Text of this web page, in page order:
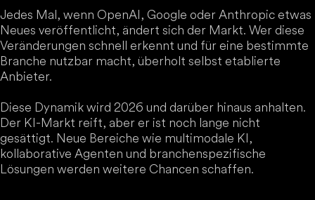
Jedes Mal, wenn OpenAI, Google oder Anthropic etwas
Neues veröffentlicht, ändert sich der Markt. Wer diese
Veränderungen schnell erkennt und für eine bestimmte
Branche nutzbar macht, überholt selbst etablierte
Anbieter.
Diese Dynamik wird 2026 und darüber hinaus anhalten.
Der KI-Markt reift, aber er ist noch lange nicht
gesättigt. Neue Bereiche wie multimodale KI,
kollaborative Agenten und branchenspezifische
Lösungen werden weitere Chancen schaffen.